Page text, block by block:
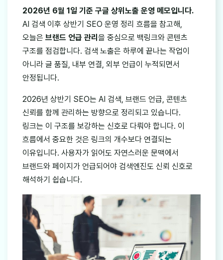
2026년 6월 1일 기준 구글 상위노출 운영 메모입니다.
AI 검색 이후 상반기 SEO 운영 정리 흐름을 참고해,
오늘은 브랜드 언급 관리 을 중심으로 백링크와 콘텐츠
구조를 점검합니다. 검색 노출은 하루에 끝나는 작업이
아니라 글 품질, 내부 연결, 외부 언급이 누적되면서
안정됩니다.
2026년 상반기 SEO는 AI 검색, 브랜드 언급, 콘텐츠
신뢰를 함께 관리하는 방향으로 정리되고 있습니다.
링크는 이 구조를 보강하는 신호로 다뤄야 합니다. 이
흐름에서 중요한 것은 링크의 개수보다 연결되는
이유입니다. 사용자가 읽어도 자연스러운 문맥에서
브랜드와 페이지가 언급되어야 검색엔진도 신뢰 신호로
해석하기 쉽습니다.